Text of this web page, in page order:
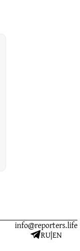
info@reporters.life
RU|EN